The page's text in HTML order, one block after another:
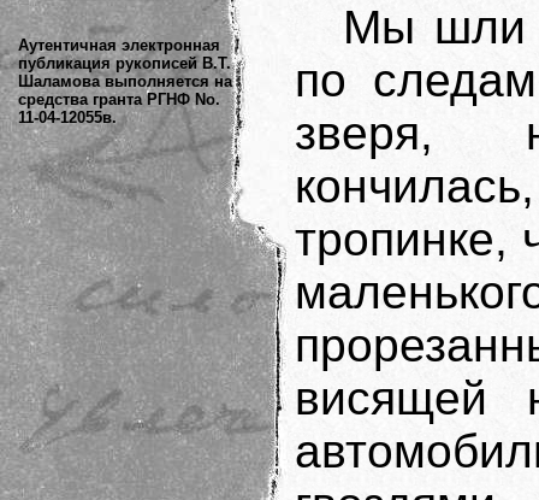
Аутентичная электронная
публикация рукописей В.Т.
Шаламова выполняется на
средства гранта РГНФ No.
11-04-12055в.
Мы шли
по следам
зверя,
тропинке,
висящей